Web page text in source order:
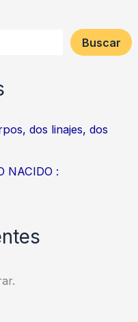
Buscar
dos linajes, dos
NACIDO :